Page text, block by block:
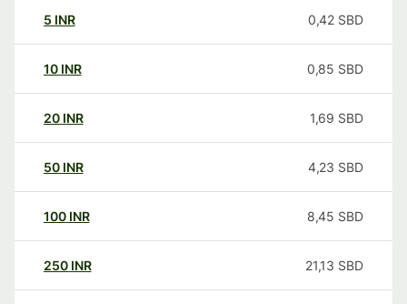
5 INR 0,42 SBD
10 INR 0,85 SBD
20 INR 1,69 SBD
50 INR 4,23 SBD
100 INR 8,45 SBD
250 INR 21,13 SBD